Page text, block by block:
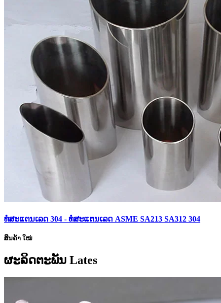
ທໍ່ສະແຕນເລດ 304 - ທໍ່ສະແຕນເລດ ASME SA213 SA312 304
ສິນຄ້າ ໃໝ່
ຜະລິດຕະພັນ Lates